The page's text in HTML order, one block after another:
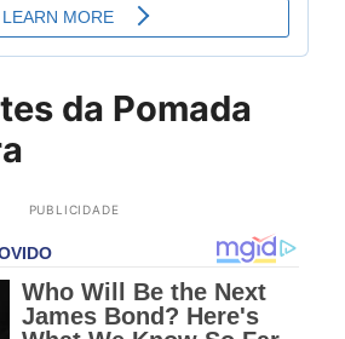
da Pomada
PUBLICIDADE